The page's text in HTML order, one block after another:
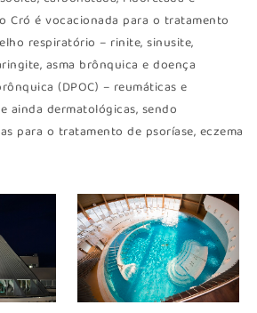
Cró é vocacionada para o tratamento
respiratório – rinite, sinusite,
asma brônquica e doença
(DPOC) – reumáticas e
ainda dermatológicas, sendo
para o tratamento de psoríase, eczema